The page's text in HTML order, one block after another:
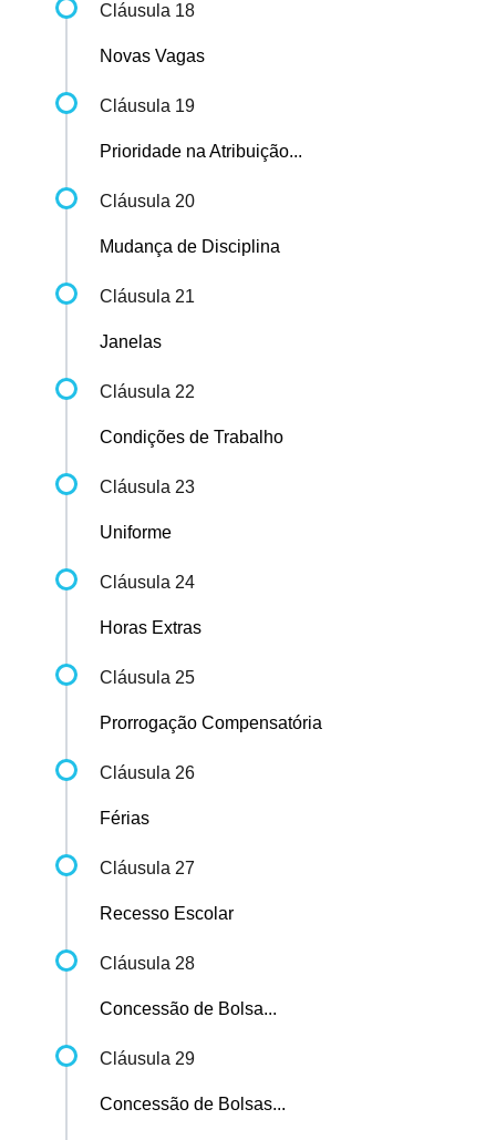
Cláusula 18
Novas Vagas
Cláusula 19
Prioridade na Atribuição...
Cláusula 20
Mudança de Disciplina
Cláusula 21
Janelas
Cláusula 22
Condições de Trabalho
Cláusula 23
Uniforme
Cláusula 24
Horas Extras
Cláusula 25
Prorrogação Compensatória
Cláusula 26
Férias
Cláusula 27
Recesso Escolar
Cláusula 28
Concessão de Bolsa...
Cláusula 29
Concessão de Bolsas...